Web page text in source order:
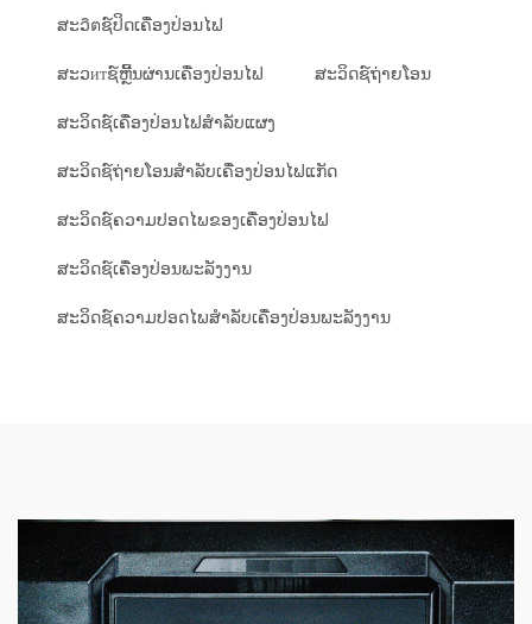
ສະວิตຊ໌ປິດເຄື່ອງປ່ອນໄຟ
ສະວитຊ໌ຫຼີ້ນຜ່ານເຄື່ອງປ່ອນໄຟ ສະວິດຊ໌ຖ່າຍໂອນ
ສະວິດຊ໌ເຄື່ອງປ່ອນໄຟສຳລັບແຜງ
ສະວິດຊ໌ຖ່າຍໂອນສຳລັບເຄື່ອງປ່ອນໄຟແກັດ
ສະວິດຊ໌ຄວາມປອດໄພຂອງເຄື່ອງປ່ອນໄຟ
ສະວິດຊ໌ເຄື່ອງປ່ອນພະລັງງານ
ສະວິດຊ໌ຄວາມປອດໄພສຳລັບເຄື່ອງປ່ອນພະລັງງານ